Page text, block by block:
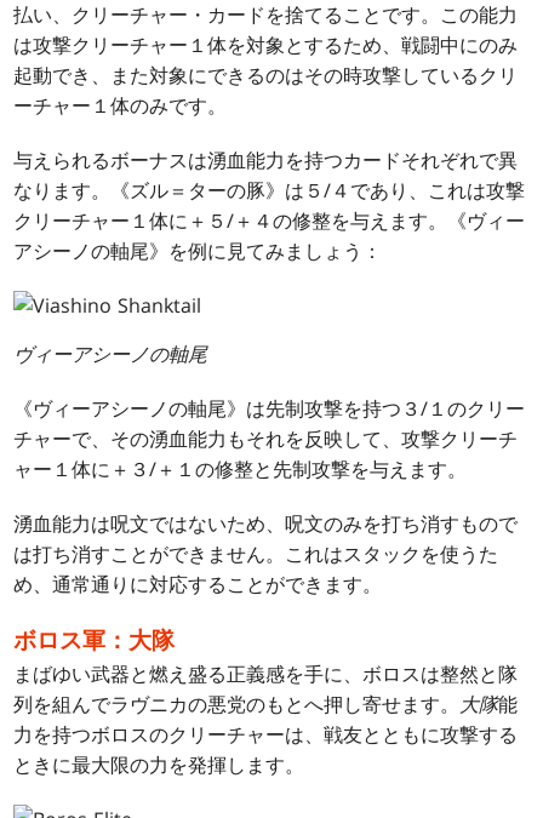
払い、クリーチャー・カードを捨てることです。この能力
は攻撃クリーチャー１体を対象とするため、戦闘中にのみ
起動でき、また対象にできるのはその時攻撃しているクリ
ーチャー１体のみです。
与えられるボーナスは湧血能力を持つカードそれぞれで異
なります。《ズル＝ターの豚》は５/４であり、これは攻撃
クリーチャー１体に＋５/＋４の修整を与えます。《ヴィー
アシーノの軸尾》を例に見てみましょう：
ヴィーアシーノの軸尾
《ヴィーアシーノの軸尾》は先制攻撃を持つ３/１のクリー
チャーで、その湧血能力もそれを反映して、攻撃クリーチ
ャー１体に＋３/＋１の修整と先制攻撃を与えます。
湧血能力は呪文ではないため、呪文のみを打ち消すもので
は打ち消すことができません。これはスタックを使うた
め、通常通りに対応することができます。
ボロス軍：大隊
まばゆい武器と燃え盛る正義感を手に、ボロスは整然と隊
列を組んでラヴニカの悪党のもとへ押し寄せます。
大隊能
力を持つボロスのクリーチャーは、戦友とともに攻撃する
ときに最大限の力を発揮します。